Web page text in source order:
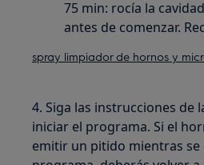
75 min: rocía la
antes de comenzar.
spray limpiador de hornos y
4. Siga las instrucciones de
iniciar el programa. Si el
emitir un pitido mientras se